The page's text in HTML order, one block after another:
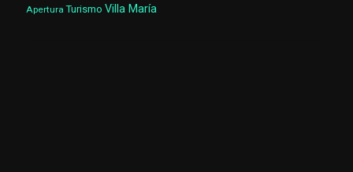
Apertura Turismo Villa María